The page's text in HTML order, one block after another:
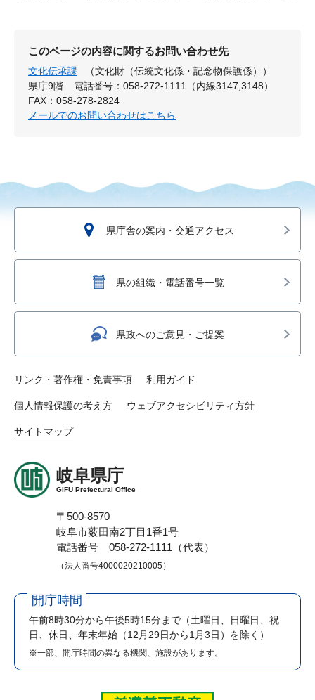
このページの内容に関するお問い合わせ先
文化伝承課
（文化財（伝統文化係・記念物保護係））
県庁9階
電話番号：058-272-1111（内線3147,3148）
FAX：058-278-2824
メールでのお問い合わせはこちら
県庁舎の案内・交通アクセス
県の組織・電話番号一覧
県政へのご意見・ご提案
リンク・著作権・免責事項 利用ガイド
個人情報保護の考え方 ウェブアクセシビリティ方針
サイトマップ
岐阜県庁
GIFU Prefectural Office
〒500-8570
岐阜市薮田南2丁目1番1号
電話番号 058-272-1111（代表）
（法人番号4000020210005）
開庁時間
午前8時30分から午後5時15分まで （土曜日、日曜日、祝
日、休日、年末年始（12月29日から1月3日）を除く）
※一部、開庁時間の異なる機関、施設があります。